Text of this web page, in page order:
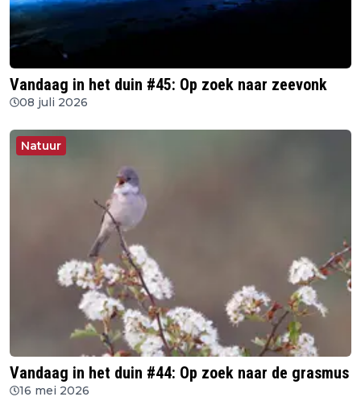
Vandaag in het duin #45: Op zoek naar zeevonk
08 juli 2026
Natuur
Vandaag in het duin #44: Op zoek naar de grasmus
16 mei 2026